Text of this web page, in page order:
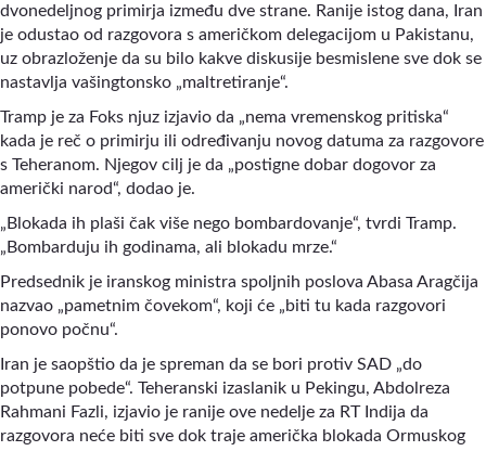
dvonedeljnog primirja između dve strane. Ranije istog dana, Iran
je odustao od razgovora s američkom delegacijom u Pakistanu,
uz obrazloženje da su bilo kakve diskusije besmislene sve dok se
nastavlja vašingtonsko „maltretiranje“.
Tramp je za Foks njuz izjavio da „nema vremenskog pritiska“
kada je reč o primirju ili određivanju novog datuma za razgovore
s Teheranom. Njegov cilj je da „postigne dobar dogovor za
američki narod“, dodao je.
„Blokada ih plaši čak više nego bombardovanje“, tvrdi Tramp.
„Bombarduju ih godinama, ali blokadu mrze.“
Predsednik je iranskog ministra spoljnih poslova Abasa Aragčija
nazvao „pametnim čovekom“, koji će „biti tu kada razgovori
ponovo počnu“.
Iran je saopštio da je spreman da se bori protiv SAD „do
potpune pobede“. Teheranski izaslanik u Pekingu, Abdolreza
Rahmani Fazli, izjavio je ranije ove nedelje za RT Indija da
razgovora neće biti sve dok traje američka blokada Ormuskog